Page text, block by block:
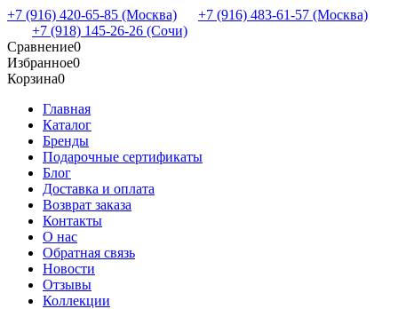
+7 (916) 420-65-85 (Москва)
+7 (916) 483-61-57 (Москва)
+7 (918) 145-26-26 (Сочи)
Сравнение0
Избранное0
Корзина0
Главная
Каталог
Бренды
Подарочные сертификаты
Блог
Доставка и оплата
Возврат заказа
Контакты
О нас
Обратная связь
Новости
Отзывы
Коллекции